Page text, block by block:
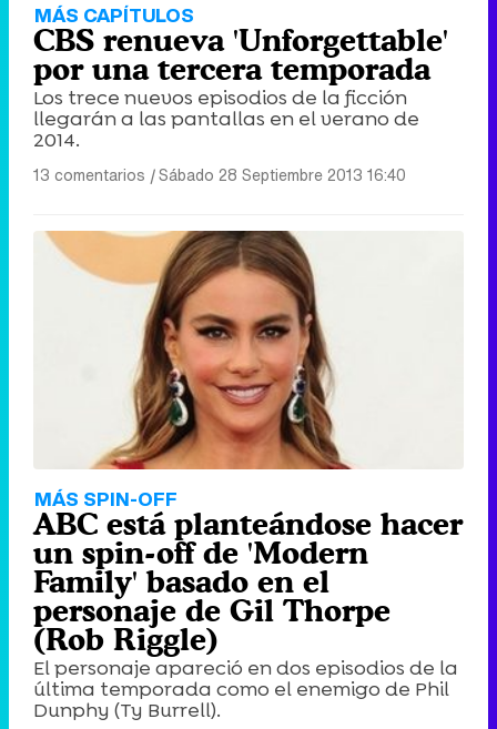
MÁS CAPÍTULOS
CBS renueva 'Unforgettable'
por una tercera temporada
Los trece nuevos episodios de la ficción
llegarán a las pantallas en el verano de
2014.
13 comentarios |Sábado 28 Septiembre 2013 16:40
MÁS SPIN-OFF
ABC está planteándose hacer
un spin-off de 'Modern
Family' basado en el
personaje de Gil Thorpe
(Rob Riggle)
El personaje apareció en dos episodios de la
última temporada como el enemigo de Phil
Dunphy (Ty Burrell).